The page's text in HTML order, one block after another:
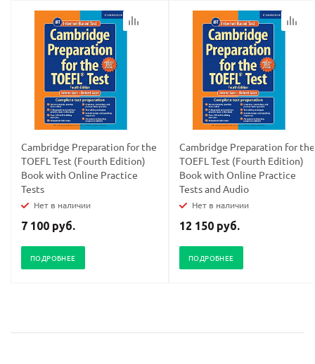
Cambridge Preparation for the
TOEFL Test (Fourth Edition)
Book with Online Practice
Tests
Нет в наличии
7 100 руб.
ПОДРОБНЕЕ
Cambridge Preparation for the
TOEFL Test (Fourth Edition)
Book with Online Practice
Tests and Audio
Нет в наличии
12 150 руб.
ПОДРОБНЕЕ